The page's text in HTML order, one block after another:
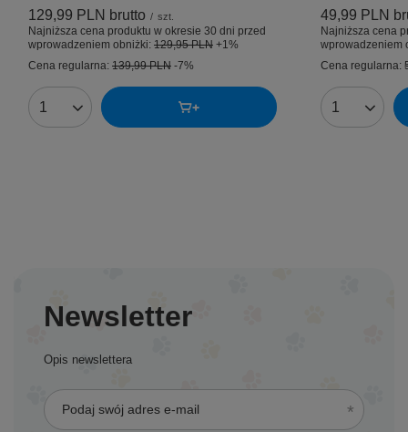
129,99 PLN brutto / szt.
Najniższa cena produktu w okresie 30 dni przed
wprowadzeniem obniżki: 129,95 PLN +1%
Cena regularna: 139,99 PLN -7%
Ilość produktów
49,99 PLN
Najniższa cena
wprowadzeniem
Cena regularna:
Ilość
Newsletter
Opis newslettera
Podaj swój adres e-mail